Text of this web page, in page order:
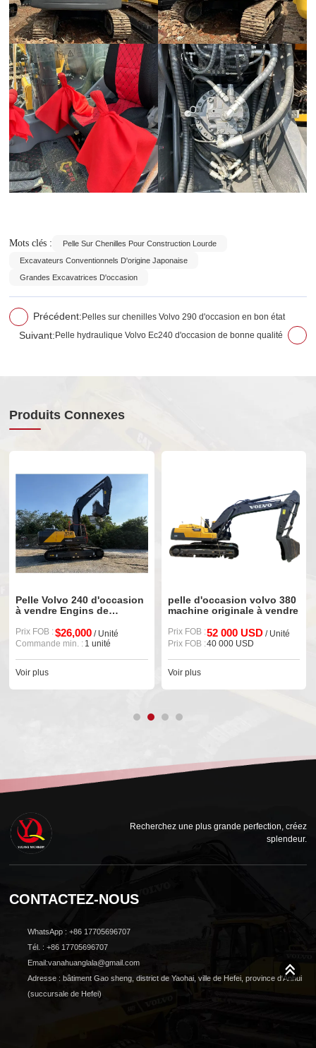
Mots clés :
Pelle Sur Chenilles Pour Construction Lourde
Excavateurs Conventionnels D'origine Japonaise
Grandes Excavatrices D'occasion
Précédent: Pelles sur chenilles Volvo 290 d'occasion en bon état
Suivant: Pelle hydraulique Volvo Ec240 d'occasion de bonne qualité
Produits Connexes
Pelle Volvo 240 d'occasion
à vendre Engins de
Prix FOB :$26,000/ Unité
Commande min. : 1 unité
Voir plus
pelle d'occasion volvo 380
machine originale à vendre
Prix FOB :52 000 USD / Unité
Prix FOB :40 000 USD
Voir plus
Recherchez une plus grande perfection, créez
splendeur.
CONTACTEZ-NOUS
WhatsApp : +86 17705696707
Tél. : +86 17705696707
Email:vanahuanglala@gmail.com
Adresse : bâtiment Gao sheng, district de Yaohai, ville de Hefei, province d'Anhui
(succursale de Hefei)